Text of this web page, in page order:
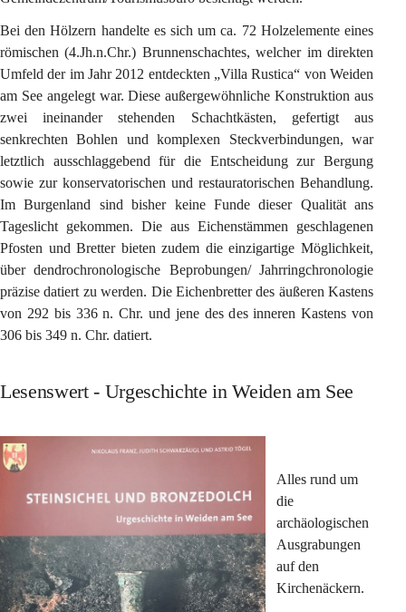
Bei den Hölzern handelte es sich um ca. 72 Holzelemente eines
römischen (4.Jh.n.Chr.) Brunnenschachtes, welcher im direkten
Umfeld der im Jahr 2012 entdeckten „Villa Rustica“ von Weiden
am See angelegt war. Diese außergewöhnliche Konstruktion aus
zwei ineinander stehenden Schachtkästen, gefertigt aus
senkrechten Bohlen und komplexen Steckverbindungen, war
letztlich ausschlaggebend für die Entscheidung zur Bergung
sowie zur konservatorischen und restauratorischen Behandlung.
Im Burgenland sind bisher keine Funde dieser Qualität ans
Tageslicht gekommen. Die aus Eichenstämmen geschlagenen
Pfosten und Bretter bieten zudem die einzigartige Möglichkeit,
über dendrochronologische Beprobungen/ Jahrringchronologie
präzise datiert zu werden. Die Eichenbretter des äußeren Kastens
von 292 bis 336 n. Chr. und jene des des inneren Kastens von
306 bis 349 n. Chr. datiert.
Lesenswert - Urgeschichte in Weiden am See
Alles rund um
die
archäologischen
Ausgrabungen
auf den
Kirchenäckern.